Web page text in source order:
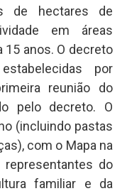
de hectares de
em áreas
15 anos. O decreto
por
reunião do
pelo decreto. O
(incluindo pastas
com o Mapa na
do
familiar e da